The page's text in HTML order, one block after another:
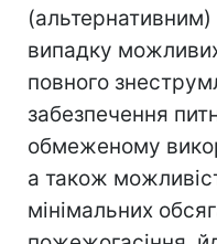
випадку
повного
забезпечення
обмеженому
а також
мінімальних